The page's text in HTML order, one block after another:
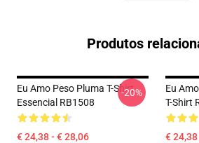
Produtos
Eu Amo Peso Pluma T-Shirt
Essencial RB1508
€ 24,38 - € 28,06
-20%
Eu
T-Shirt
€